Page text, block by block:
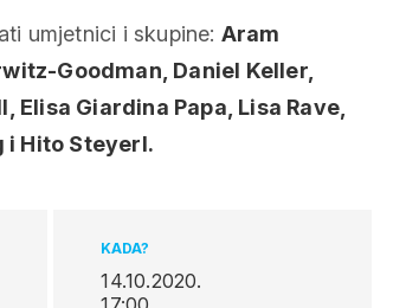
umjetnici i skupine: Aram
Goodman, Daniel Keller,
Elisa Giardina Papa, Lisa Rave,
i Hito Steyerl.
KADA?
14.10.2020.